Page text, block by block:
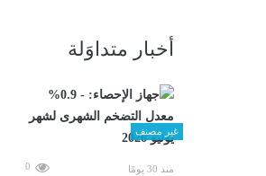
أخبار متداوَلة
غير مصنف
منذ 30 يومًا 0